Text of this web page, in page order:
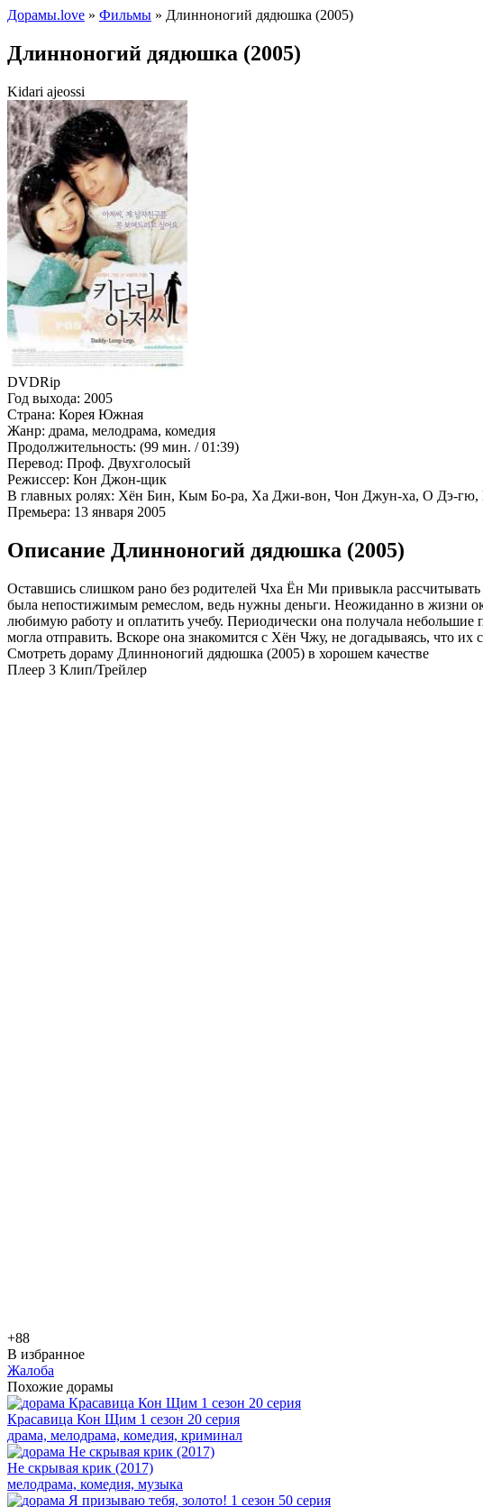
Дорамы.love » Фильмы » Длинноногий дядюшка (2005)
Длинноногий дядюшка (2005)
Kidari ajeossi
DVDRip
Год выхода: 2005
Страна: Корея Южная
Жанр: драма, мелодрама, комедия
Продолжительность: (99 мин. / 01:39)
Перевод: Проф. Двухголосый
Режиссер: Кон Джон-щик
В главных ролях: Хён Бин, Кым Бо-ра, Ха Джи-вон, Чон Джун-ха, О Дэ-гю,
Премьера: 13 января 2005
Описание Длинноногий дядюшка (2005)
Оставшись слишком рано без родителей Чха Ён Ми привыкла
была непостижимым ремеслом, ведь нужны деньги. Неожиданно в жизни
любимую работу и оплатить учебу. Периодически она получала
могла отправить. Вскоре она знакомится с Хён Чжу, не догадываясь, что их
Смотреть дораму Длинноногий дядюшка (2005) в хорошем качестве
Плеер 3 Клип/Трейлер
+88
В избранное
Жалоба
Похожие дорамы
Красавица Кон Щим 1 сезон 20 серия
драма, мелодрама, комедия, криминал
Не скрывая крик (2017)
мелодрама, комедия, музыка